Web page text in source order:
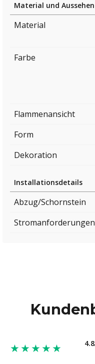
Material und Aussehen
Material
Farbe
Flammenansicht
Form
Dekoration
Installationsdetails
Abzug/Schornstein
Stromanforderungen
★★★★★